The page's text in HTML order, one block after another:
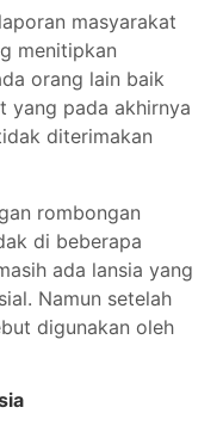
masyarakat
menitipkan
orang lain baik
yang pada akhirnya
diterimakan
rombongan
di beberapa
ada lansia yang
Namun setelah
digunakan oleh